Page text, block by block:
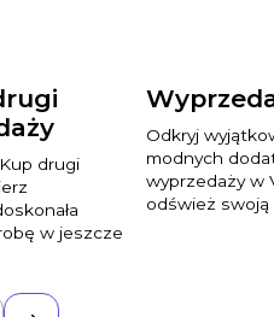
drugi
w jeszcze
Odkryj
modnych
wyprzedaży w
odśwież swoją